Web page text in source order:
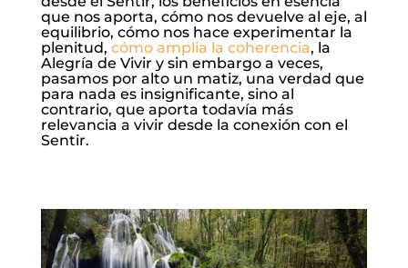
que nos aporta, cómo nos devuelve al eje, al
equilibrio, cómo nos hace experimentar la
plenitud, cómo amplia la coherencia, la
Alegría de Vivir y sin embargo a veces,
pasamos por alto un matiz, una verdad que
para nada es insignificante, sino al
contrario, que aporta todavía más
relevancia a vivir desde la conexión con el
Sentir.